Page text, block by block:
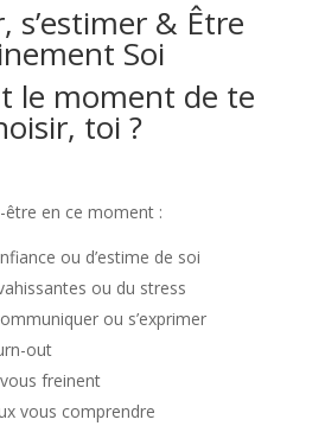
s’estimer & Être
Soi
le moment de te
toi ?
en ce moment :
ou d’estime de soi
ou du stress
ou s’exprimer
out
freinent
vous comprendre